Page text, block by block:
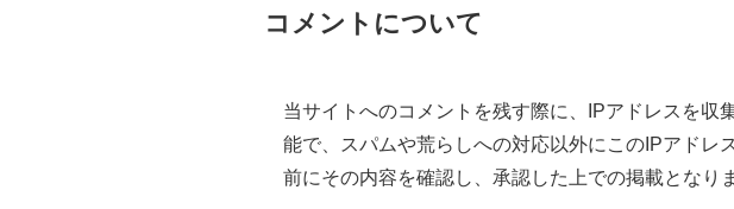
コメントについて
当サイトへのコメントを残す際に、IPアドレスを
能で、スパムや荒らしへの対応以外にこのIPアドレ
前にその内容を確認し、承認した上での掲載となり